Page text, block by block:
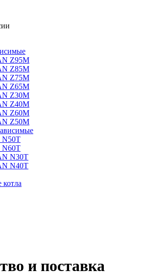
Z95M
Z85M
Z75M
Z65M
Z30M
Z40M
Z60M
Z50M
N50T
N60T
N30T
N40T
и поставка